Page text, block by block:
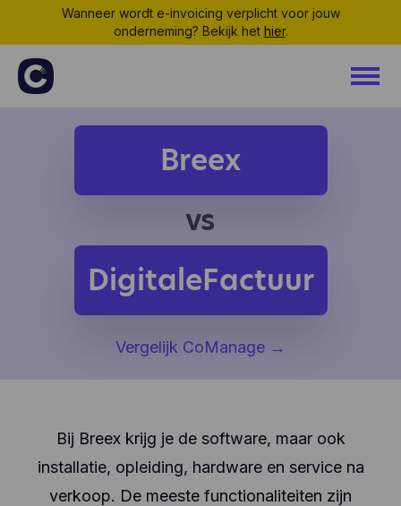
Wanneer wordt e-invoicing verplicht voor jouw
onderneming? Bekijk het hier.
Breex
vs
DigitaleFactuur
Vergelijk CoManage →
Bij Breex krijg je de software, maar ook
installatie, opleiding, hardware en service na
verkoop. De meeste functionaliteiten zijn